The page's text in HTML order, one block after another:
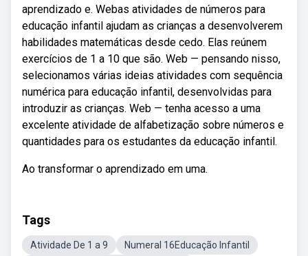
aprendizado e. Webas atividades de números para
educação infantil ajudam as crianças a desenvolverem
habilidades matemáticas desde cedo. Elas reúnem
exercícios de 1 a 10 que são. Web — pensando nisso,
selecionamos várias ideias atividades com sequência
numérica para educação infantil, desenvolvidas para
introduzir as crianças. Web — tenha acesso a uma
excelente atividade de alfabetização sobre números e
quantidades para os estudantes da educação infantil.
Ao transformar o aprendizado em uma.
Tags
Atividade De 1 a 9
Numeral 16Educação Infantil